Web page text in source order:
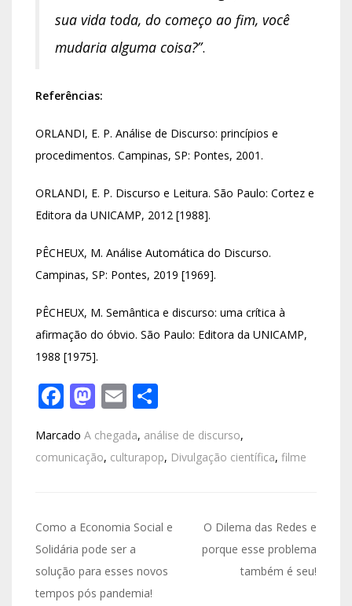
sua vida toda, do começo ao fim, você
mudaria alguma coisa?”.
Referências:
ORLANDI, E. P. Análise de Discurso: princípios e
procedimentos. Campinas, SP: Pontes, 2001.
ORLANDI, E. P. Discurso e Leitura. São Paulo: Cortez e
Editora da UNICAMP, 2012 [1988].
PÊCHEUX, M. Análise Automática do Discurso.
Campinas, SP: Pontes, 2019 [1969].
PÊCHEUX, M. Semântica e discurso: uma crítica à
afirmação do óbvio. São Paulo: Editora da UNICAMP,
1988 [1975].
Facebook
Mastodon
Email
Marcado A chegada, análise de discurso,
comunicação, culturapop, Divulgação científica, filme
Como a Economia Social e
Solidária pode ser a
solução para esses novos
tempos pós pandemia!
O Dilema das Redes e
porque esse problema
também é seu!